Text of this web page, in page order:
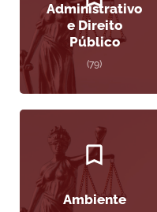
Administrativo
e Direito
Público
(79)
Ambiente